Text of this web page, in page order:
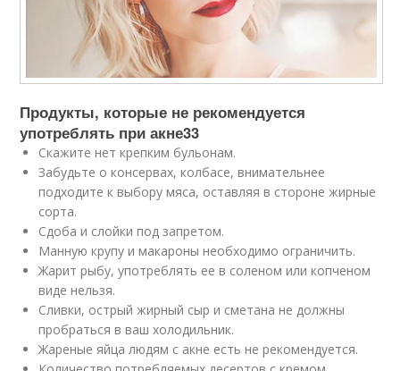
Продукты, которые не рекомендуется
употреблять при акне33
Скажите нет крепким бульонам.
Забудьте о консервах, колбасе, внимательнее
подходите к выбору мяса, оставляя в стороне жирные
сорта.
Сдоба и слойки под запретом.
Манную крупу и макароны необходимо ограничить.
Жарит рыбу, употреблять ее в соленом или копченом
виде нельзя.
Сливки, острый жирный сыр и сметана не должны
пробраться в ваш холодильник.
Жареные яйца людям с акне есть не рекомендуется.